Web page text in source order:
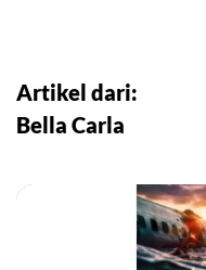
Artikel dari:
Bella Carla